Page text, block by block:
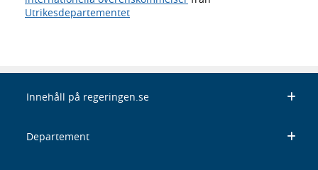
Utrikesdepartementet
Innehåll på regeringen.se
Departement